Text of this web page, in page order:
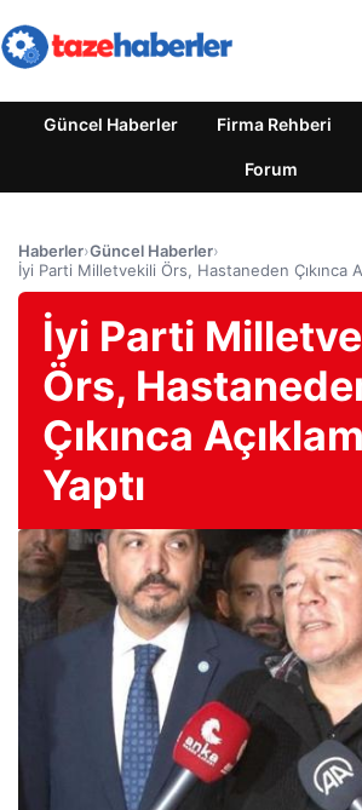
Güncel Haberler Firma Rehberi
Forum
Haberler›Güncel Haberler›
İyi Parti Milletvekili Örs, Hastaneden Çıkınca
İyi Parti
Örs,
Çıkınca
Yaptı